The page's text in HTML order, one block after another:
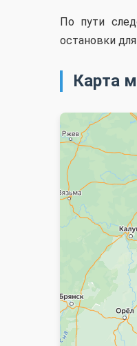
По пути
остановки
Карта
Яндекс Карты
Навигатор онлайн: